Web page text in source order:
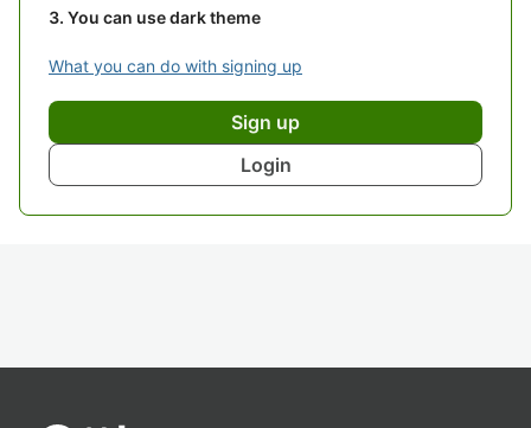
You can use dark theme
What you can do with signing up
Sign up
Login